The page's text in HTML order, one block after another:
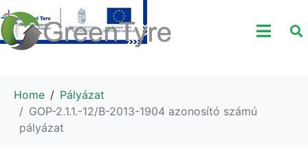
Home
Pályázat
GOP-2.1.1.-12/B-2013-1904 azonosító számú
pályázat